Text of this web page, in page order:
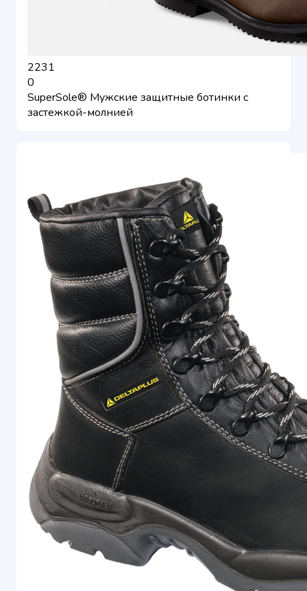
2231
0
SuperSole® Мужские защитные ботинки с
застежкой-молнией